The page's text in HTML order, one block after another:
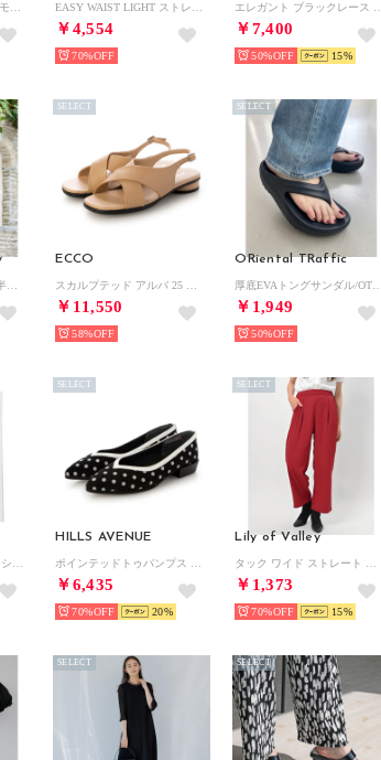
￥4,554
70%
￥7,400
50% 15
ECCO
￥11,550
SELECT
58%
ORiental TRaffic
￥1,949
SELECT
50%
HILLS AVENUE
￥6,435
SELECT
70% 20
Lily of Valley
￥1,373
SELECT
70% 15
SELECT SELECT